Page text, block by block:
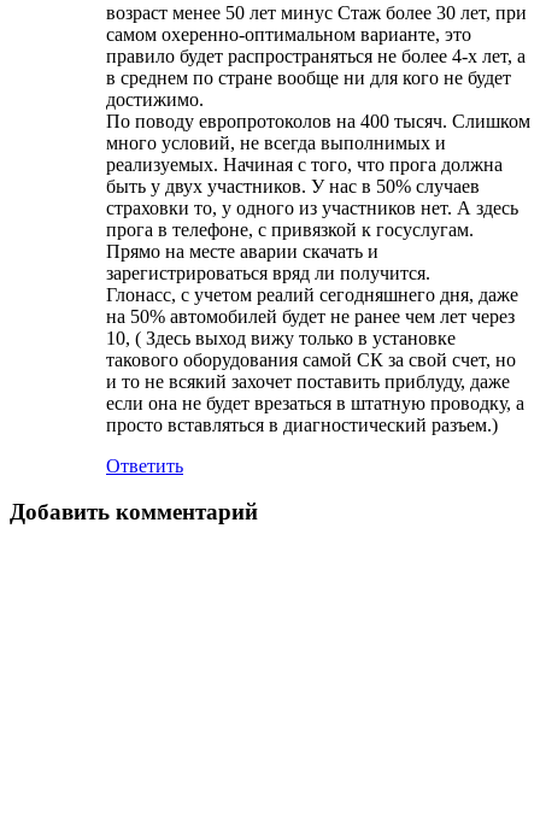
возраст менее 50 лет минус Стаж более 30 лет, при
самом охеренно-оптимальном варианте, это
правило будет распространяться не более 4-х лет, а
в среднем по стране вообще ни для кого не будет
достижимо.
По поводу европротоколов на 400 тысяч. Слишком
много условий, не всегда выполнимых и
реализуемых. Начиная с того, что прога должна
быть у двух участников. У нас в 50% случаев
страховки то, у одного из участников нет. А здесь
прога в телефоне, с привязкой к госуслугам.
Прямо на месте аварии скачать и
зарегистрироваться вряд ли получится.
Глонасс, с учетом реалий сегодняшнего дня, даже
на 50% автомобилей будет не ранее чем лет через
10, ( Здесь выход вижу только в установке
такового оборудования самой СК за свой счет, но
и то не всякий захочет поставить приблуду, даже
если она не будет врезаться в штатную проводку, а
просто вставляться в диагностический разъем.)
Ответить
Добавить комментарий